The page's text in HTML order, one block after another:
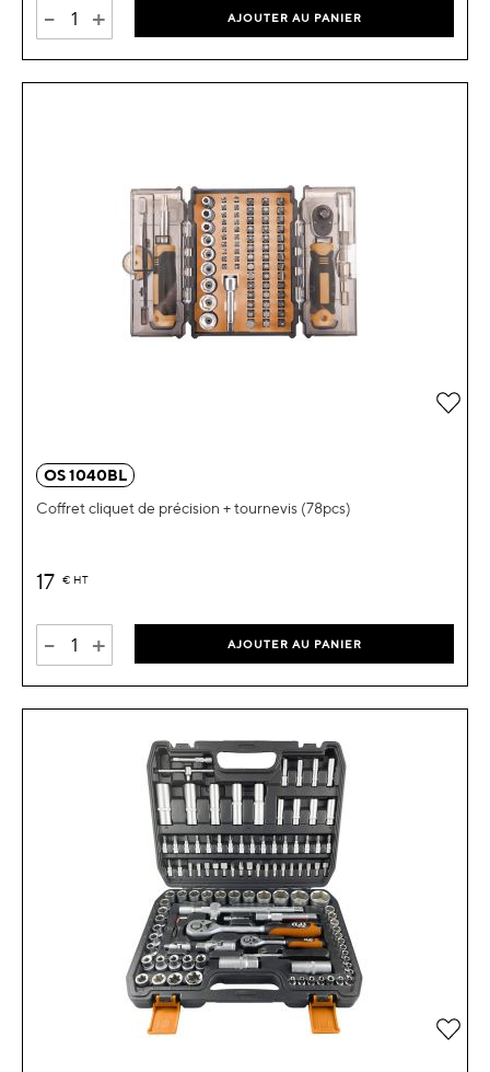
- + AJOUTER AU PANIER
OS 1040BL
Coffret cliquet de précision + tournevis (78pcs)
17 € HT
- + AJOUTER AU PANIER